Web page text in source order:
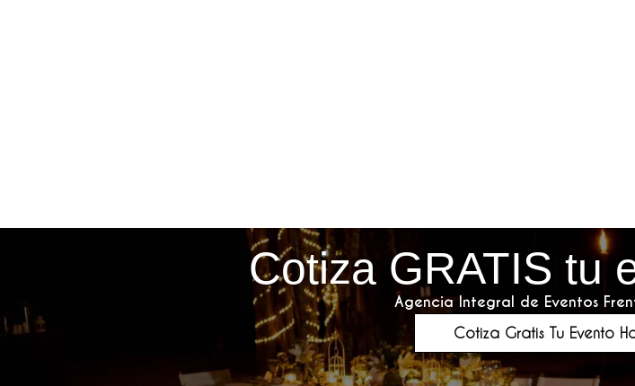
Cotiza GRATIS tu
Agencia Integral de Eventos
Cotiza Gratis Tu Evento